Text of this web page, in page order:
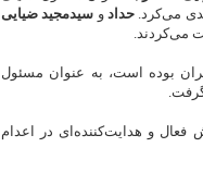
می‌کرد. حدادو سید‌مجید ضیایی
می‌کردند.
بوده است، به عنوان مسئول
فعال و هدایت‌کننده‌ای در اعدام